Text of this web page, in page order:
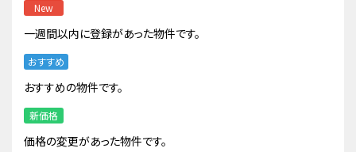
New
一週間以内に登録があった物件です。
おすすめ
おすすめの物件です。
新価格
価格の変更があった物件です。